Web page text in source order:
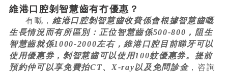
維港口腔剝智慧齒有冇優惠？
有嘅， 維港口腔剝智慧齒收費係會根據智慧齒嘅
生長情況而有所區別：正位智慧齒係500-800，阻生
智慧齒就係1000-2000左右，維港口腔目前睇牙可以
使用優惠券，剝智慧齒可以使用100蚊優惠券。提前
預約仲可以享免費拍CT、X-ray以及免問診金，咨詢